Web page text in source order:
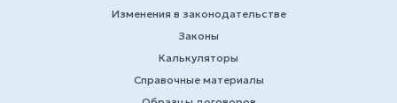
Изменения в законодательстве
Законы
Калькуляторы
Справочные материалы